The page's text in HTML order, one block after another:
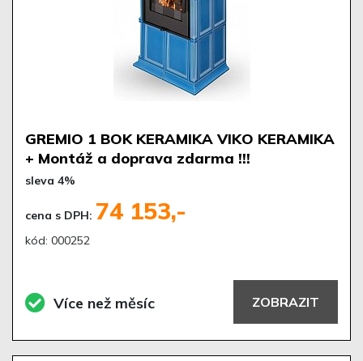
GREMIO 1 BOK KERAMIKA VIKO KERAMIKA
+ Montáž a doprava zdarma !!!
sleva 4%
cena s DPH: 74 153,-
kód: 000252
Více než měsíc ZOBRAZIT